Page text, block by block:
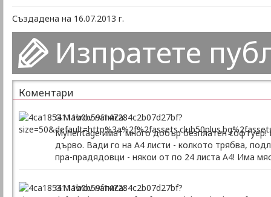
Създадена на 16.07.2013 г.
Изпратете
Коментари
G.Mavrov написа:
Myheritage имат много добър безплатен
дърво. Вади го на А4 листи - колкото трябва,
пра-прадядовци - някои от по 24 листа А4! Има
G.Mavrov написа: